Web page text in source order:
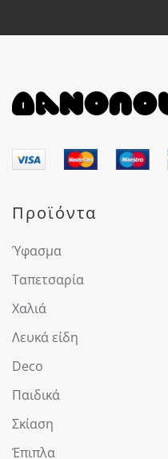
Προϊόντα
Ύφασμα
Ταπετσαρία
Χαλιά
Λευκά είδη
Deco
Παιδικά
Σκίαση
Έπιπλα